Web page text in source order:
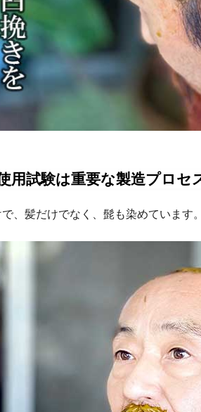
用試験は重要な製造プロセ
、髪だけでなく、髭も染めています。